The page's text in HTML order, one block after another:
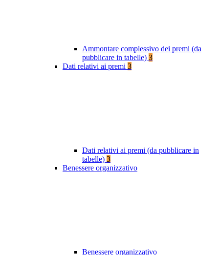
Ammontare complessivo dei premi (da
pubblicare in tabelle) 3
Dati relativi ai premi 3
Dati relativi ai premi (da pubblicare in
tabelle) 3
Benessere organizzativo
Benessere organizzativo